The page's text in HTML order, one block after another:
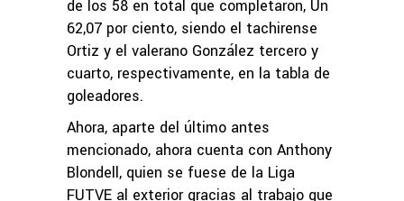
de los 58 en total que completaron, Un
62,07 por ciento, siendo el tachirense
Ortiz y el valerano González tercero y
cuarto, respectivamente, en la tabla de
goleadores.
Ahora, aparte del último antes
mencionado, ahora cuenta con Anthony
Blondell, quien se fuese de la Liga
FUTVE al exterior gracias al trabajo que